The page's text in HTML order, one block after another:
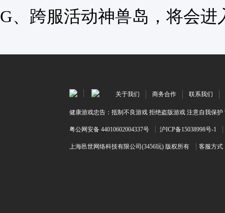
G、跨服活动神兽岛，将会
关于我们 商务合作 联系我们
健康游戏忠告：抵制不良游戏 拒绝盗版游戏 注意自我保
粤公网安备 44010602004337号 沪ICP备15038998号-1
上海邑世网络科技有限公司(3456玩) 版权所有 客服方式